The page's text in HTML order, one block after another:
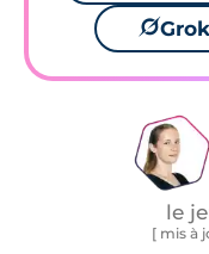
🪐Grok
le
[ mis à